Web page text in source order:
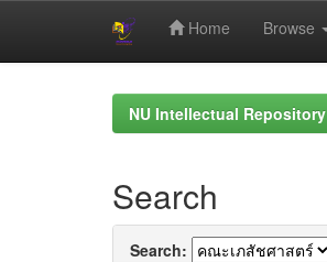
Home Browse
NU Intellectual Repository
Search
Search: